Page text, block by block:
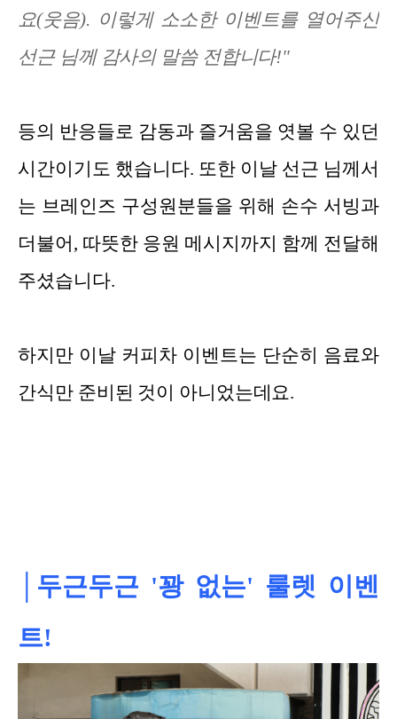
요(웃음). 이렇게 소소한 이벤트를 열어주신
선근 님께 감사의 말씀 전합니다!"
등의 반응들로 감동과 즐거움을 엿볼 수 있던
시간이기도 했습니다. 또한 이날 선근 님께서
는 브레인즈 구성원분들을 위해 손수 서빙과
더불어, 따뜻한 응원 메시지까지 함께 전달해
주셨습니다.
하지만 이날 커피차 이벤트는 단순히 음료와
간식만 준비된 것이 아니었는데요.
│두근두근 '꽝 없는' 룰렛 이벤
트!